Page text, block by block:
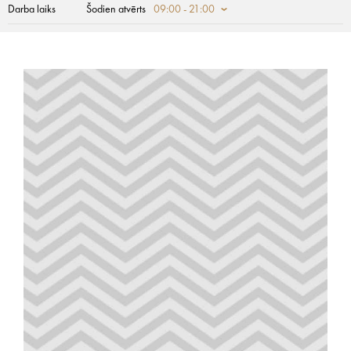
Darba laiks Šodien atvērts 09:00 - 21:00